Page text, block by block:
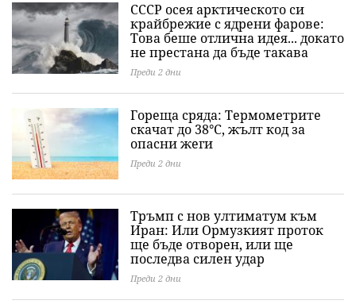
СССР осея арктическото си
крайбрежие с ядрени фарове:
Това беше отлична идея... докато
не престана да бъде такава
Преди 2 дни
Гореща сряда: Термометрите
скачат до 38°C, жълт код за
опасни жеги
Преди 2 дни
Тръмп с нов ултиматум към
Иран: Или Ормузкият проток
ще бъде отворен, или ще
последва силен удар
Преди 2 дни